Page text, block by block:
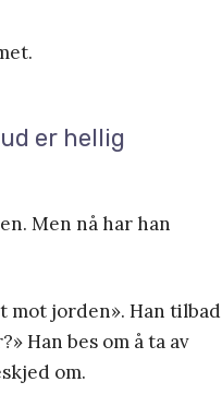
er hellig
Men nå har han
mot jorden». Han tilbad
Han bes om å ta av
om.